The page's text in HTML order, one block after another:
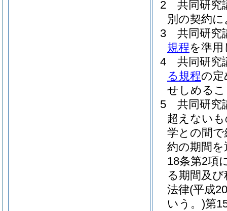
2
共同研究
別の契約
3
共同研究
規程を準
4
共同研究
る規程の定
せしめる
5
共同研究
超えない
学との間
約の期間
18条第2項
る期間及
法律(平成
いう。)第